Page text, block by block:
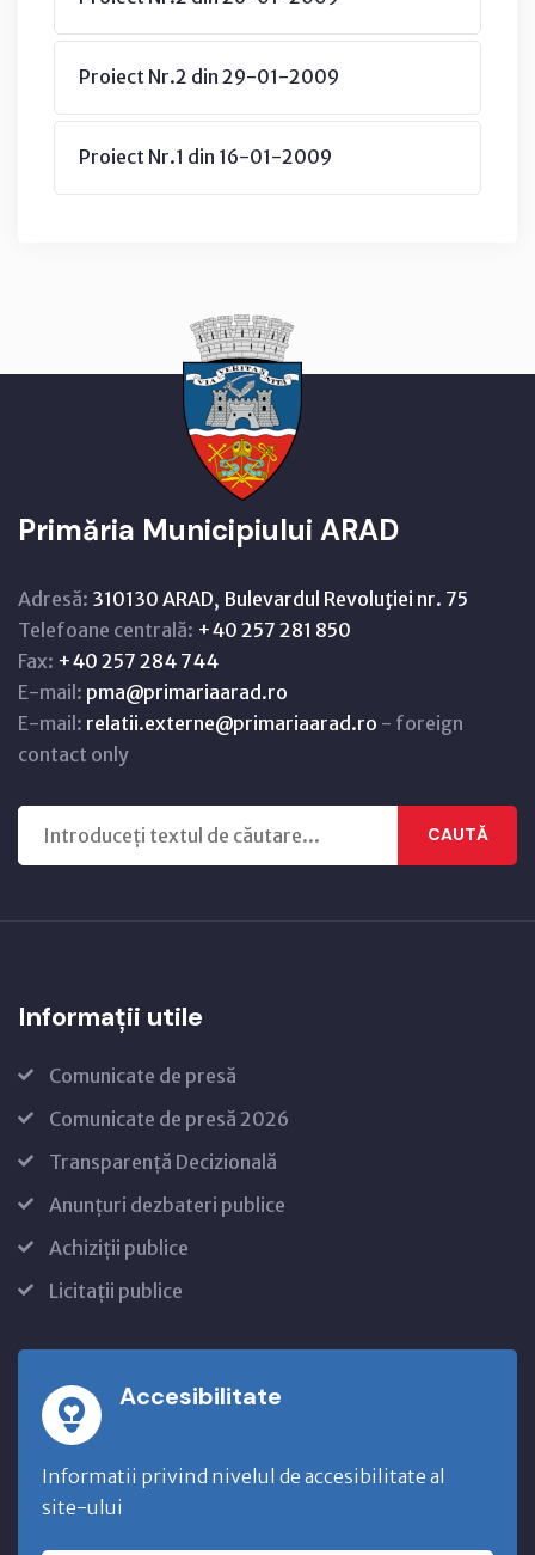
Proiect Nr.2 din 29-01-2009
Proiect Nr.1 din 16-01-2009
Primăria Municipiului ARAD
Adresă: 310130 ARAD, Bulevardul Revoluţiei nr. 75
Telefoane centrală: +40 257 281 850
Fax: +40 257 284 744
E-mail: pma@primariaarad.ro
E-mail: relatii.externe@primariaarad.ro - foreign
contact only
CAUTĂ
Informații utile
Comunicate de presă
Comunicate de presă 2026
Transparență Decizională
Anunțuri dezbateri publice
Achiziții publice
Licitații publice
Accesibilitate
Informatii privind nivelul de accesibilitate al
site-ului